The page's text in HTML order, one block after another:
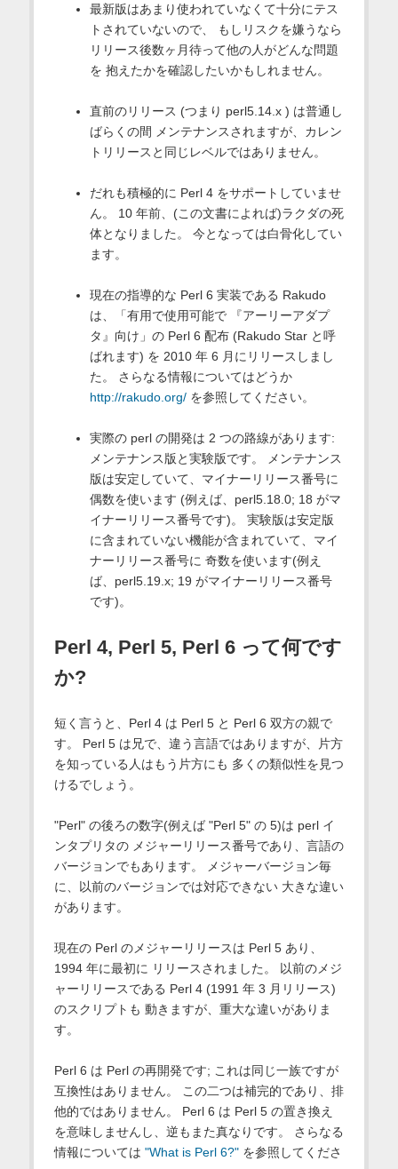
最新版はあまり使われていなくて十分にテス
トされていないので、 もしリスクを嫌うなら
リリース後数ヶ月待って他の人がどんな問題
を 抱えたかを確認したいかもしれません。
直前のリリース (つまり perl5.14.x ) は普通し
ばらくの間 メンテナンスされますが、カレン
トリリースと同じレベルではありません。
だれも積極的に Perl 4 をサポートしていませ
ん。 10 年前、(この文書によれば)ラクダの死
体となりました。 今となっては白骨化してい
ます。
現在の指導的な Perl 6 実装である Rakudo
は、「有用で使用可能で 『アーリーアダプ
タ』向け」の Perl 6 配布 (Rakudo Star と呼
ばれます) を 2010 年 6 月にリリースしまし
た。 さらなる情報についてはどうか
http://rakudo.org/を参照してください。
実際の perl の開発は 2 つの路線があります:
メンテナンス版と実験版です。 メンテナンス
版は安定していて、マイナーリリース番号に
偶数を使います (例えば、perl5.18.0; 18 がマ
イナーリリース番号です)。 実験版は安定版
に含まれていない機能が含まれていて、マイ
ナーリリース番号に 奇数を使います(例え
ば、perl5.19.x; 19 がマイナーリリース番号
です)。
Perl 4, Perl 5, Perl 6 って何です
か?
短く言うと、Perl 4 は Perl 5 と Perl 6 双方の親で
す。 Perl 5 は兄で、違う言語ではありますが、片方
を知っている人はもう片方にも 多くの類似性を見つ
けるでしょう。
"Perl" の後ろの数字(例えば "Perl 5" の 5)は perl イ
ンタプリタの メジャーリリース番号であり、言語の
バージョンでもあります。 メジャーバージョン毎
に、以前のバージョンでは対応できない 大きな違い
があります。
現在の Perl のメジャーリリースは Perl 5 あり、
1994 年に最初に リリースされました。 以前のメジ
ャーリリースである Perl 4 (1991 年 3 月リリース)
のスクリプトも 動きますが、重大な違いがありま
す。
Perl 6 は Perl の再開発です; これは同じ一族ですが
互換性はありません。 この二つは補完的であり、排
他的ではありません。 Perl 6 は Perl 5 の置き換え
を意味しませんし、逆もまた真なりです。 さらなる
情報については "What is Perl 6?"を参照してくださ